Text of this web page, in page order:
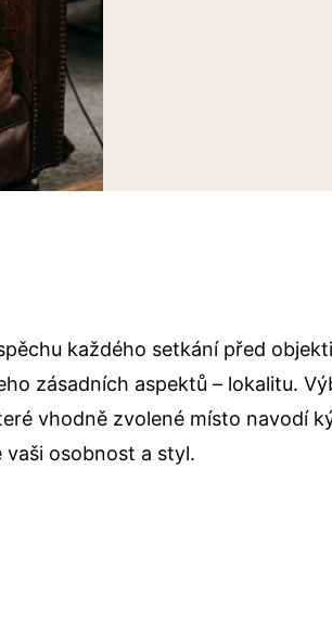
každého setkání před
zásadních aspektů – lokalitu.
vhodně zvolené místo navodí
osobnost a styl.